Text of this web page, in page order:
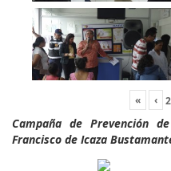
« ‹ 2
Campaña de Prevención
Francisco de Icaza